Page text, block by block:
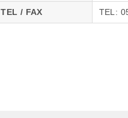
TEL / FAX TEL: